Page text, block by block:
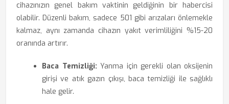
cihazınızın genel bakım vaktinin geldiğinin bir habercisi
olabilir. Düzenli bakım, sadece 501 gibi arızaları önlemekle
kalmaz, aynı zamanda cihazın yakıt verimliliğini %15-20
oranında artırır.
Baca Temizliği: Yanma için gerekli olan oksijenin
girişi ve atık gazın çıkışı, baca temizliği ile sağlıklı
hale gelir.